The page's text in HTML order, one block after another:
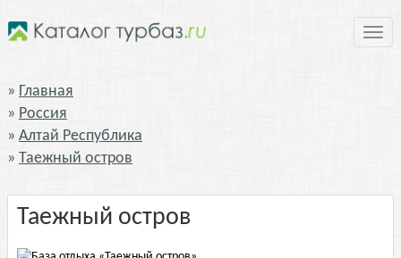
Главная
Россия
Алтай Республика
Таежный остров
Таежный остров